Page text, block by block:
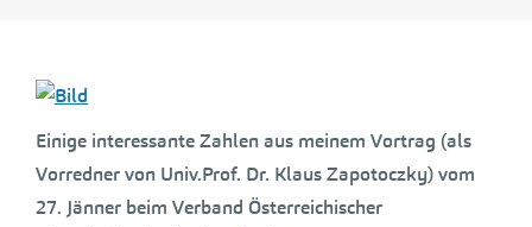
Einige interessante Zahlen aus meinem Vortrag (als
Vorredner von Univ.Prof. Dr. Klaus Zapotoczky) vom
27. Jänner beim Verband Österreichischer